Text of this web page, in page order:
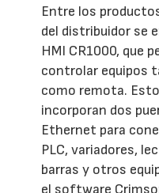
Entre los
del distribuidor se
HMI CR1000, que
controlar equipos
como remota.
incorporan dos
Ethernet para
PLC, variadores,
barras y otros
el software